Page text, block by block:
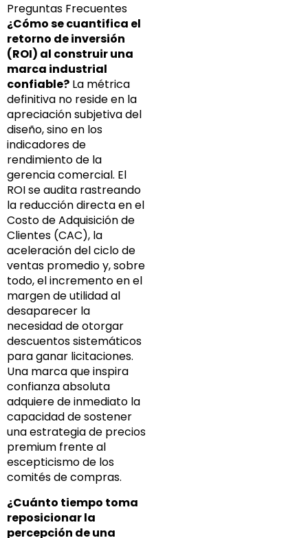
Preguntas Frecuentes
¿Cómo se cuantifica el
retorno de inversión
(ROI) al construir una
marca industrial
confiable? La métrica
definitiva no reside en la
apreciación subjetiva del
diseño, sino en los
indicadores de
rendimiento de la
gerencia comercial. El
ROI se audita rastreando
la reducción directa en el
Costo de Adquisición de
Clientes (CAC), la
aceleración del ciclo de
ventas promedio y, sobre
todo, el incremento en el
margen de utilidad al
desaparecer la
necesidad de otorgar
descuentos sistemáticos
para ganar licitaciones.
Una marca que inspira
confianza absoluta
adquiere de inmediato la
capacidad de sostener
una estrategia de precios
premium frente al
escepticismo de los
comités de compras.
¿Cuánto tiempo toma
reposicionar la
percepción de una